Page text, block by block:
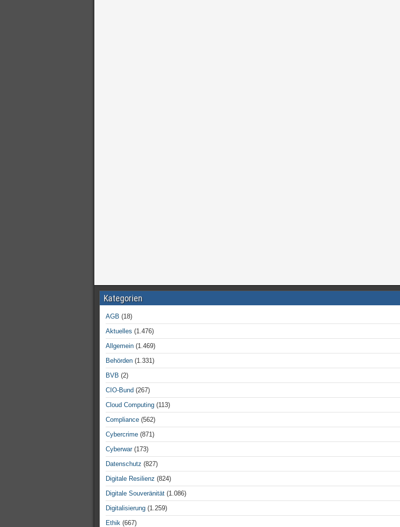
Kategorien
AGB (18)
Aktuelles (1.476)
Allgemein (1.469)
Behörden (1.331)
BVB (2)
CIO-Bund (267)
Cloud Computing (113)
Compliance (562)
Cybercrime (871)
Cyberwar(173)
Datenschutz (827)
Digitale Resilienz (824)
Digitale Souveränität (1.086)
Digitalisierung (1.259)
Ethik (667)